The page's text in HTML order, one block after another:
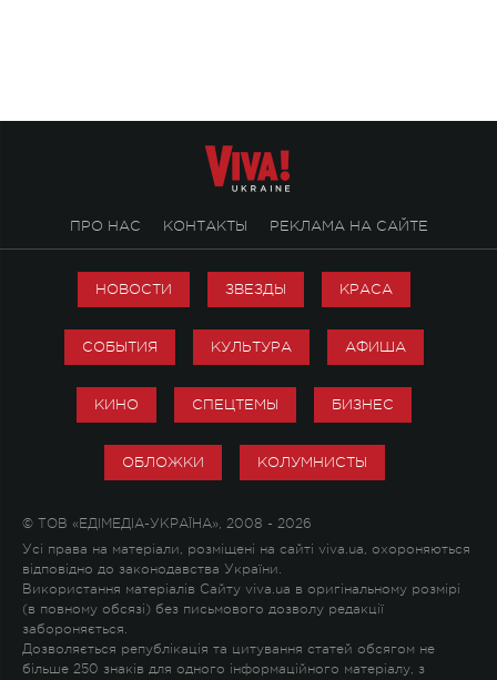
ПРО НАС КОНТАКТЫ РЕКЛАМА НА САЙТЕ
НОВОСТИ ЗВЕЗДЫ КРАСА
СОБЫТИЯ КУЛЬТУРА АФИША
КИНО СПЕЦТЕМЫ БИЗНЕС
ОБЛОЖКИ КОЛУМНИСТЫ
© ТОВ «ЕДІМЕДІА-УКРАЇНА», 2008 - 2026
Усі права на матеріали, розміщені на сайті viva.ua, охороняються
відповідно до законодавства України.
Використання матеріалів Сайту viva.ua в оригінальному розмірі
(в повному обсязі) без письмового дозволу редакції
забороняється.
Дозволяється републікація та цитування статей обсягом не
більше 250 знаків для одного інформаційного матеріалу, з